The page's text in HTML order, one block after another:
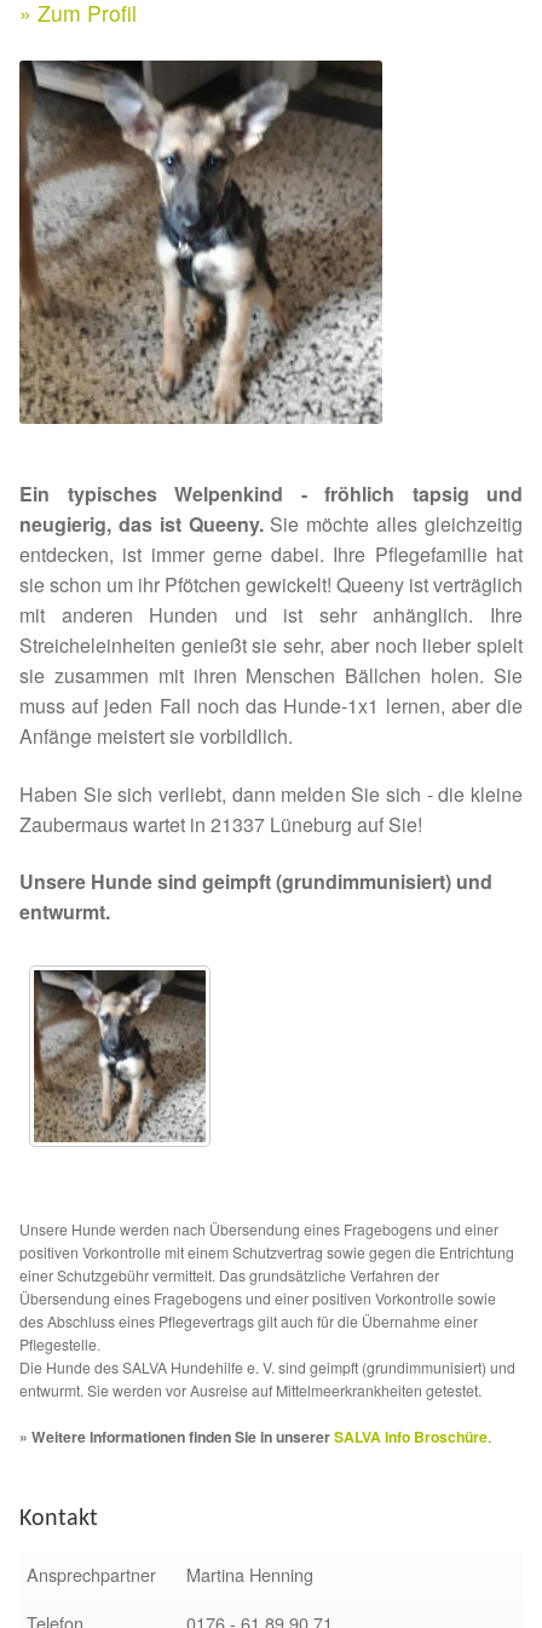
Aktuelle Spenden 2026
Ihre/Eure Spenden – Januar bis Juni 2026
Spenden 2025
Juli bis Dezember 2025
Januar bis Juni 2025
Spenden 2024
Januar bis Juni 2024
Spenden 2023
Juli bis Dezember 2023
Januar bis Juni 2023
Juli bis Dezember 2022
Januar bis Juni 2022
Spenden 2021
Juli bis Dezember 2021
Fördermitgliedschaft
Tierschutz
Schutzgebühr
Unsere Notnasen
Kontakt & Rechtliches
Facebook
Instagram
» Zum Profil
Ein typisches Welpenkind - fröhlich tapsig und
neugierig, das ist Queeny. Sie möchte alles gleichzeitig
entdecken, ist immer gerne dabei. Ihre Pflegefamilie hat
sie schon um ihr Pfötchen gewickelt! Queeny ist verträglich
mit anderen Hunden und ist sehr anhänglich. Ihre
Streicheleinheiten genießt sie sehr, aber noch lieber spielt
sie zusammen mit ihren Menschen Bällchen holen. Sie
muss auf jeden Fall noch das Hunde-1x1 lernen, aber die
Anfänge meistert sie vorbildlich.
Haben Sie sich verliebt, dann melden Sie sich - die kleine
Zaubermaus wartet in 21337 Lüneburg auf Sie!
Unsere Hunde sind geimpft (grundimmunisiert) und
entwurmt.
Unsere Hunde werden nach Übersendung eines Fragebogens und einer
positiven Vorkontrolle mit einem Schutzvertrag sowie gegen die Entrichtung
einer Schutzgebühr vermittelt. Das grundsätzliche Verfahren der
Übersendung eines Fragebogens und einer positiven Vorkontrolle sowie
des Abschluss eines Pflegevertrags gilt auch für die Übernahme einer
Pflegestelle.
Die Hunde des SALVA Hundehilfe e. V. sind geimpft (grundimmunisiert) und
entwurmt. Sie werden vor Ausreise auf Mittelmeerkrankheiten getestet.
» Weitere Informationen finden Sie in unsererSALVA Info Broschüre.
Kontakt
Ansprechpartner
Martina Henning
Telefon
0176 - 61 89 90 71